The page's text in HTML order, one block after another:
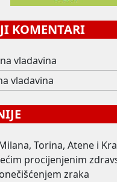
KOMENTARI
vladavina
vladavina
Torina, Atene i
procijenjenim
zraka